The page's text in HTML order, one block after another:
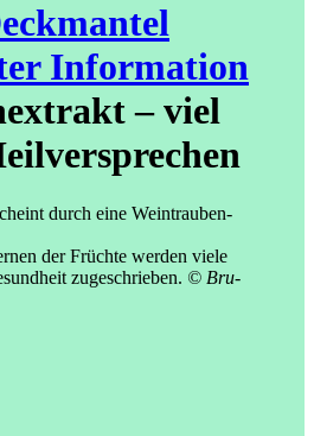
Information
– viel
der Früchte werden viele
zugeschrieben. © Bru-